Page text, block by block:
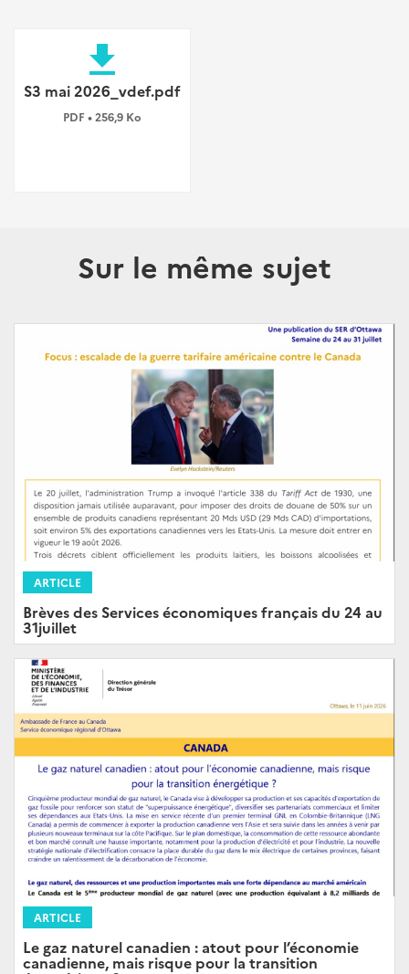
file_download
S3 mai 2026_vdef.pdf
PDF • 256,9 Ko
Sur le même sujet
ARTICLE
Brèves des Services économiques français du 24 au
31juillet
ARTICLE
Le gaz naturel canadien : atout pour l’économie
canadienne, mais risque pour la transition